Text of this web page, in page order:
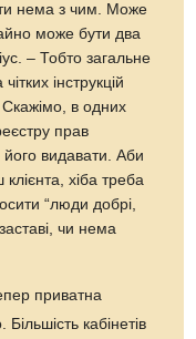
нема з чим. Може
може бути два
– Тобто загальне
інструкцій
в одних
прав
видавати. Аби
хіба треба
“люди добрі,
чи нема
приватна
кабінетів